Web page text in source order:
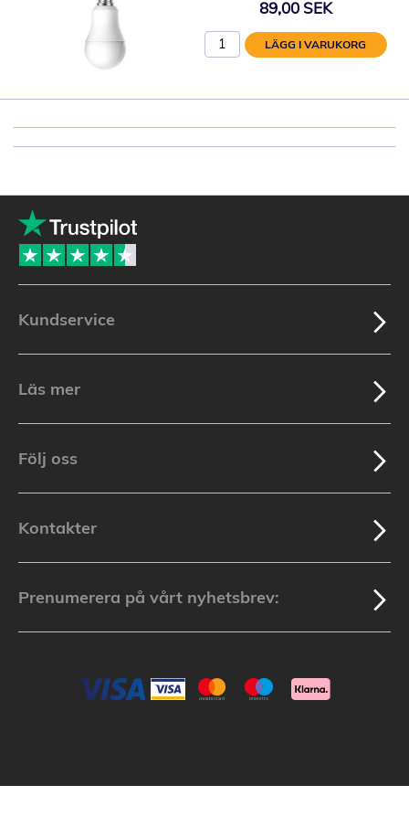
89,00 SEK
LÄGG I VARUKORG
Kundservice
Läs mer
Följ oss
Kontakter
Prenumerera på vårt nyhetsbrev: